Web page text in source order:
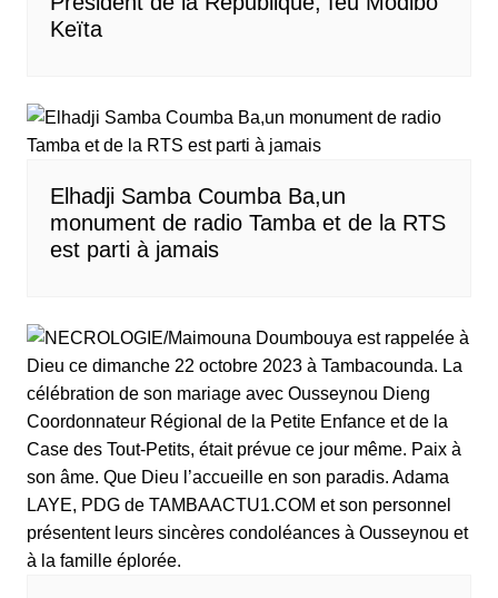
Keïta
Elhadji Samba Coumba Ba,un
monument de radio Tamba et de la RTS
est parti à jamais